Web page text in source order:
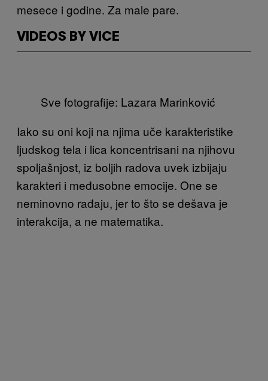
mesece i godine. Za male pare.
VIDEOS BY VICE
Sve fotografije: Lazara Marinković
Iako su oni koji na njima uče karakteristike
ljudskog tela i lica koncentrisani na njihovu
spoljašnjost, iz boljih radova uvek izbijaju
karakteri i međusobne emocije. One se
neminovno rađaju, jer to što se dešava je
interakcija, a ne matematika.